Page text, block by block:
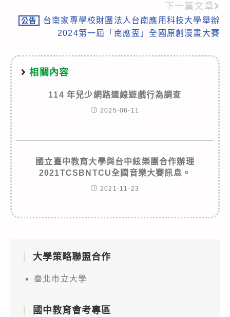
下一篇文章
公告
台南家專學校財團法人台南應用科技大學舉辦
2024第一屆「南應盃」全國原創漫畫大賽
相關內容
114 年兒少網路連線遊戲行為調查
2025-06-11
國立臺中教育大學與台中絃樂團合作辦理
2021TCSBNTCU全國音樂大賽訊息。
2021-11-23
大學策略聯盟合作
臺北市立大學
國中教育會考專區